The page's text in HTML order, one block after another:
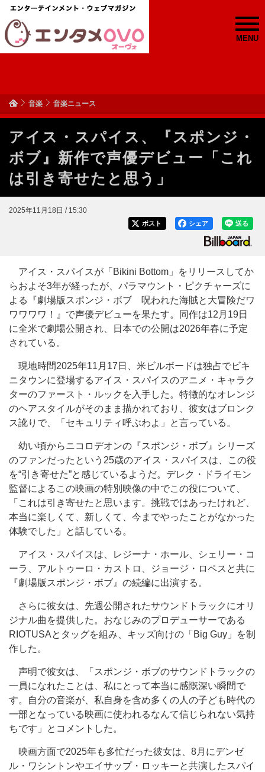
MENU
音楽 音楽ニュース
アイス・スパイス、『スポンジ・
ボブ』新作で声優デビュー「これ
は引き寄せたと思う」
2025年11月18日 / 15:30
送る
シェア
ポスト
アイス・スパイスが「Bikini Bottom」をリリースしてか
らおよそ3年が経ったが、パラマウント・ピクチャーズに
よる『劇場版スポンジ・ボブ 呪われた海賊と大冒険だワ
ワワワワ！』で声優デビューを果たす。同作は12月19日
に全米で劇場公開され、日本での公開は2026年春に予定
されている。
現地時間2025年11月17日、米ビルボードは独占でビキ
ニタウンに登場するアイス・スパイスのアニメ・キャラク
ターのファースト・ルックを入手した。特徴的なオレンジ
のヘアスタイルがそのまま描かれており、彼女はブロンク
ス訛りで、「セキュリティ呼ぶわよ」と言っている。
幼い頃からニコロデオンの『スポンジ・ボブ』シリーズ
のファンだったという25歳のアイス・スパイスは、この役
を“引き寄せた”と感じているようだ。デレク・ドライモン
監督によるこの映画の特別映像の中でこの役について、
「これは引き寄せたと思います。挑戦ではあったけれど、
本当に楽しくて、新しくて、今までやったことがなかった
体験でした」と話している。
アイス・スパイスは、レジーナ・ホール、シェリー・コ
ーラ、アルトゥーロ・カストロ、ジョージ・ロペスと共に
『劇場版スポンジ・ボブ』の続編に出演する。
さらに彼女は、先週公開されたサウンドトラックにオリ
ジナル曲を提供した。おなじみのプロデューサーである
RIOTUSAとタッグを組み、キッズ向けの「Big Guy」を制
作した。
声明で彼女は、「スポンジ・ボブのサウンドトラックの
一員になれたことは、私にとって本当に感慨深い瞬間で
す。自分の音楽が、私自身を含め多くの人の子ども時代の
一部となっている映画に使われるなんて信じられない気持
ちです」とコメントした。
映画方面で2025年も多忙だった彼女は、8月にデンゼ
ル・ワシントンやエイサップ・ロッキーと共演したスパイ